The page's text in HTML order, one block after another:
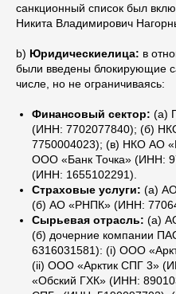
санкционный список был
Никита Владимирович
b) Юридическиелица: в
были введены блокирующие
числе, но не ограничиваясь:
Финансовый сектор: (а)
(ИНН: 7702077840); (б)
7750004023); (в) НКО АО
ООО «Банк Точка» (ИНН:
(ИНН: 1655102291).
Страховые услуги: (а)
(б) АО «РНПК» (ИНН:
Сырьевая отрасль: (а)
(б) дочерние компании
6316031581): (i) ООО
(ii) ООО «Арктик СПГ 3»
«Обский ГХК» (ИНН: